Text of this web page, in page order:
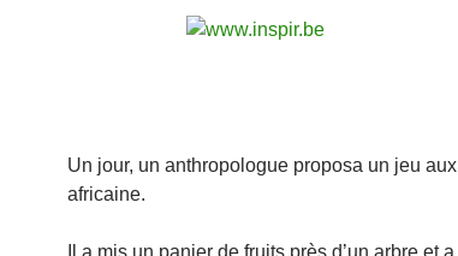
Un jour, un anthropologue proposa un jeu
africaine.
Il a mis un panier de fruits près d’un arbre et